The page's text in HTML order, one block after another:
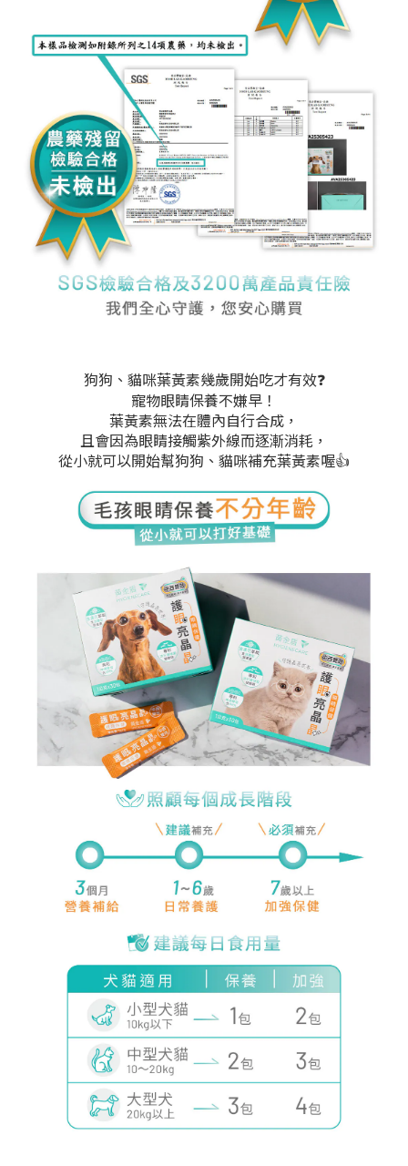
狗狗、貓咪葉黃素幾歲開始吃才有效❓
寵物眼睛保養不嫌早！
葉黃素無法在體內自行合成，
且會因為眼睛接觸紫外線而逐漸消耗，
從小就可以開始幫狗狗、貓咪補充葉黃素喔👍